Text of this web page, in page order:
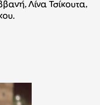
Λίνα Τσίκουτα,